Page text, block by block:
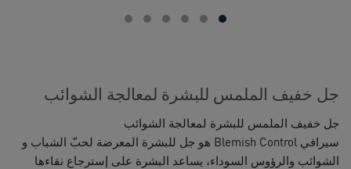
جل خفيف الملمس للبشرة لمعالجة الشوائب
جل خفيف الملمس للبشرة لمعالجة الشوائب
سيرافي Blemish Control هو جل للبشرة المعرضة لحبّ الشباب و
الشوائب والرؤوس السوداء، يساعد البشرة على إسترجاع نقاءها